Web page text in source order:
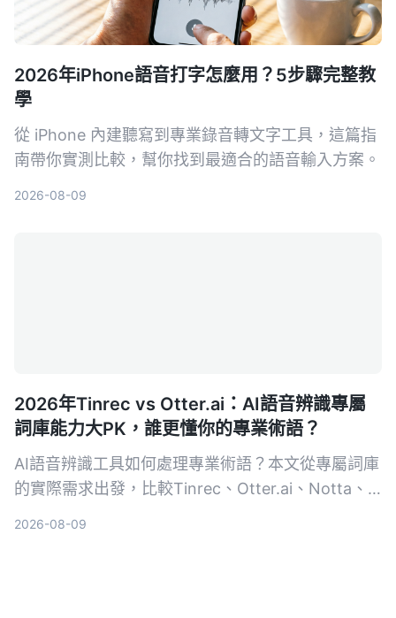
2026年iPhone語音打字怎麼用？5步驟完整教
學
從 iPhone 內建聽寫到專業錄音轉文字工具，這篇指
南帶你實測比較，幫你找到最適合的語音輸入方案。
2026-08-09
2026年Tinrec vs Otter.ai：AI語音辨識專屬
詞庫能力大PK，誰更懂你的專業術語？
AI語音辨識工具如何處理專業術語？本文從專屬詞庫
的實際需求出發，比較Tinrec、Otter.ai、Notta、
2026-08-09